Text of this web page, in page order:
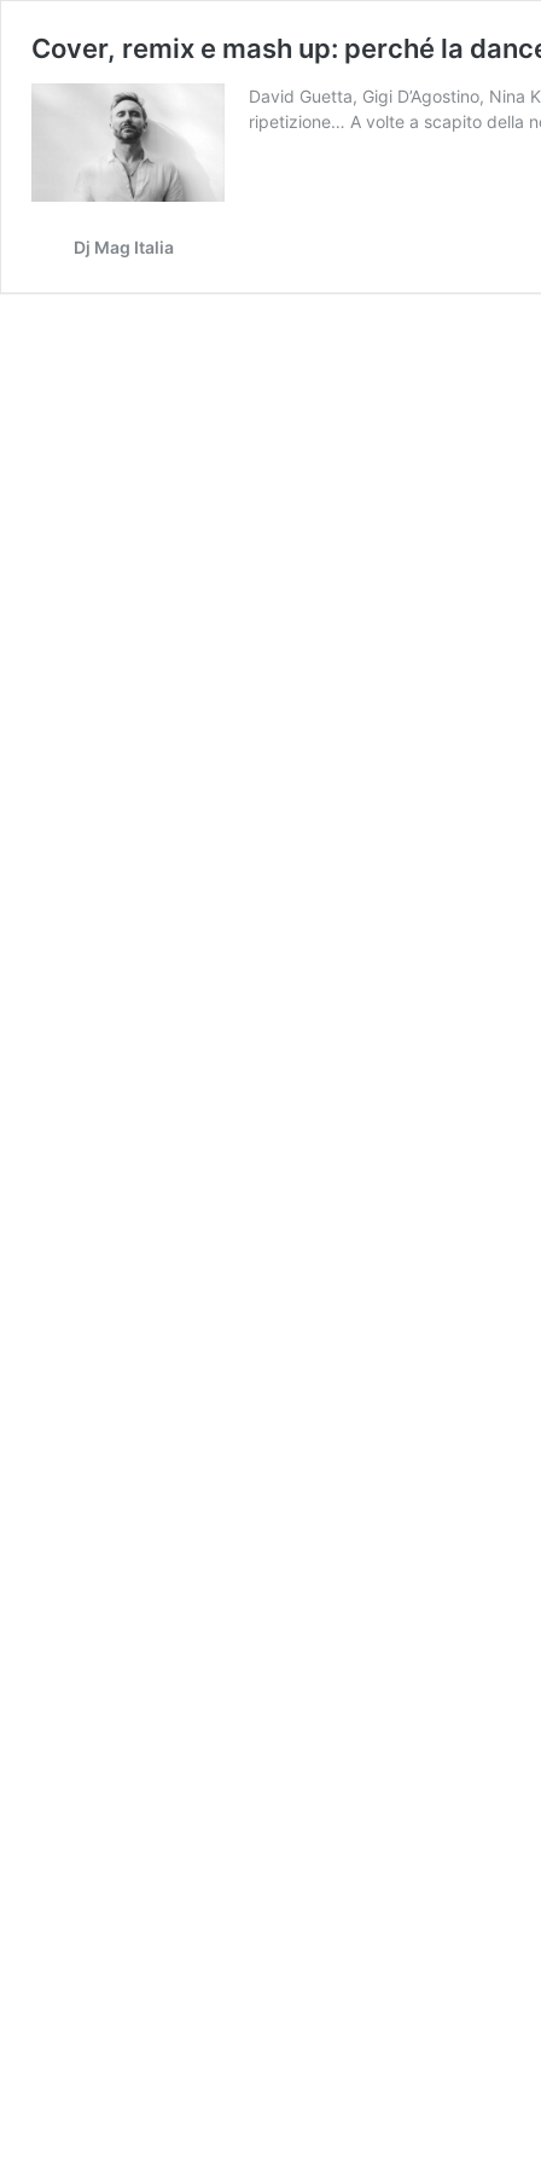
Cover, remix e mash up: perché la
David Guetta, Gigi D’Agostino,
ripetizione… A volte a scapito della
Dj Mag Italia